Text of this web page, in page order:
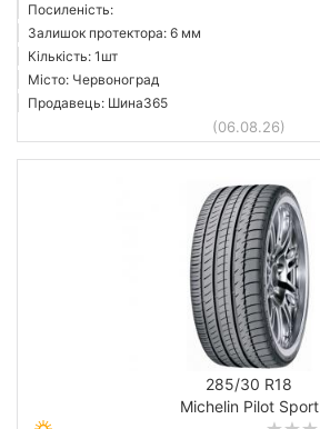
Посиленість:
Залишок протектора: 6 мм
Кількість: 1шт
Місто: Червоноград
Продавець: Шина365
(06.08.26)
285/30 R18
Michelin Pilot Sport